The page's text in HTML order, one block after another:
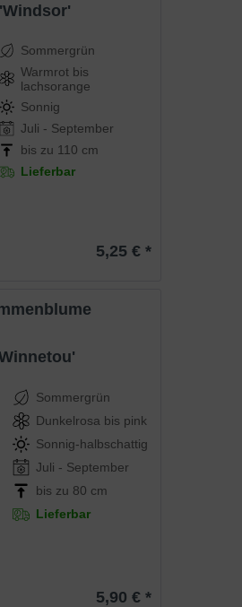
Sommergrün
Warmrot bis
lachsorange
Sonnig
Juli - September
bis zu 110 cm
Lieferbar
5,25 € *
Sommergrün
Dunkelrosa bis pink
Sonnig-halbschattig
Juli - September
bis zu 80 cm
Lieferbar
5,90 € *